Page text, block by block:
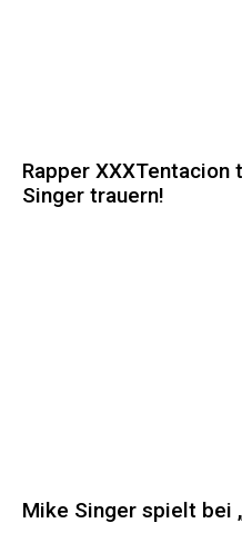
Rapper
Singer trauern!
Mike Singer spielt bei